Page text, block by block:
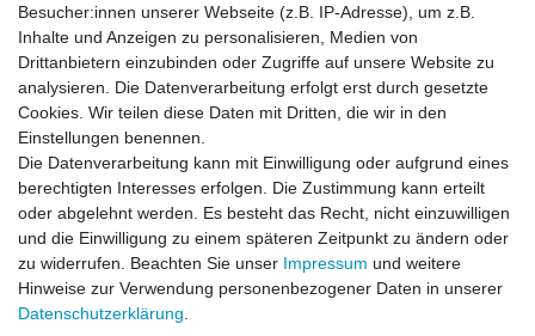
inkl. ges. MwSt. zzgl.Versandkosten
Zahlung und Versand
Impressum Daten­schutz­erklärung AGB
Barrierefreiheitserklärung Widerrufs­recht
Besucher:innen unserer Webseite (z.B. IP-Adresse), um z.B.
Inhalte und Anzeigen zu personalisieren, Medien von
Drittanbietern einzubinden oder Zugriffe auf unsere Website zu
analysieren. Die Datenverarbeitung erfolgt erst durch gesetzte
Cookies. Wir teilen diese Daten mit Dritten, die wir in den
Einstellungen benennen.
Die Datenverarbeitung kann mit Einwilligung oder aufgrund eines
berechtigten Interesses erfolgen. Die Zustimmung kann erteilt
oder abgelehnt werden. Es besteht das Recht, nicht einzuwilligen
und die Einwilligung zu einem späteren Zeitpunkt zu ändern oder
zu widerrufen. Beachten Sie unser Impressum und weitere
Hinweise zur Verwendung personenbezogener Daten in unserer
Daten­schutz­erklärung